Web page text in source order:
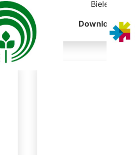
Bielefeld
Download